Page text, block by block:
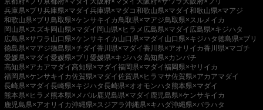
兵庫県×ブリ 兵庫県×マダイ兵庫県×マダコ和歌山県×マダイ和歌山県×マアジ
和歌山県×ブリ 鳥取県×ケンサキイカ鳥取県×マアジ鳥取県×スルメイカ
岡山県×スズキ 岡山県×マダイ 岡山県×ヒラメ 広島県×マダイ 広島県×キジハタ
広島県×サワラ 山口県×ケンサキイカ 山口県×マダイ 山口県×キジハタ徳島県×ブリ
徳島県×マアジ徳島県×チダイ香川県×マダイ香川県×アオリイカ香川県×マゴチ
愛媛県×マダイ愛媛県×ブリ 愛媛県×キジハタ高知県×カンパチ
高知県×アカアマダイ高知県×マダイ福岡県×マダイ福岡県×ヤリイカ
福岡県×ケンサキイカ佐賀県×マダイ佐賀県×ヒラマサ佐賀県×アカアマダイ
長崎県×マダイ長崎県×キジハタ長崎県×オオモンハタ 熊本県×マダイ
熊本県×ヒラメ 熊本県×メバル鹿児島県×マダイ 鹿児島県×ケンサキイカ
鹿児島県×アオリイカ沖縄県×スジアラ沖縄県×キハダ沖縄県×バラハタ